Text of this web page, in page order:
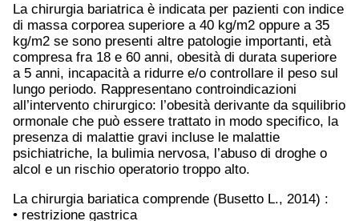
La chirurgia bariatrica è indicata per pazienti con indice
di massa corporea superiore a 40 kg/m2 oppure a 35
kg/m2 se sono presenti altre patologie importanti, età
compresa fra 18 e 60 anni, obesità di durata superiore
a 5 anni, incapacità a ridurre e/o controllare il peso sul
lungo periodo. Rappresentano controindicazioni
all’intervento chirurgico: l’obesità derivante da squilibrio
ormonale che può essere trattato in modo specifico, la
presenza di malattie gravi incluse le malattie
psichiatriche, la bulimia nervosa, l’abuso di droghe o
alcol e un rischio operatorio troppo alto.
La chirurgia bariatica comprende (Busetto L., 2014) :
• restrizione gastrica